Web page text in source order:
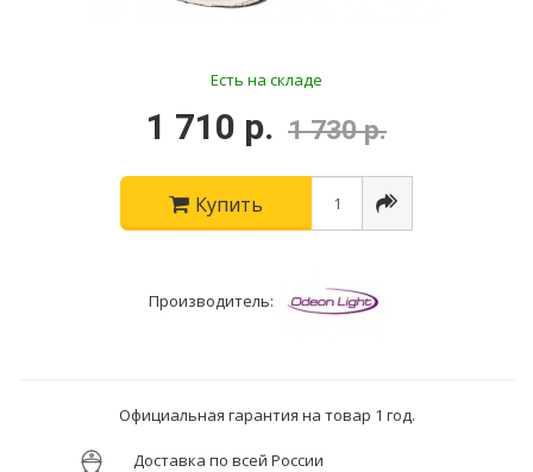
Есть на складе
1 710 р. 1 730 р.
Купить
Производитель:
Официальная гарантия на товар 1 год.
Доставка по всей России